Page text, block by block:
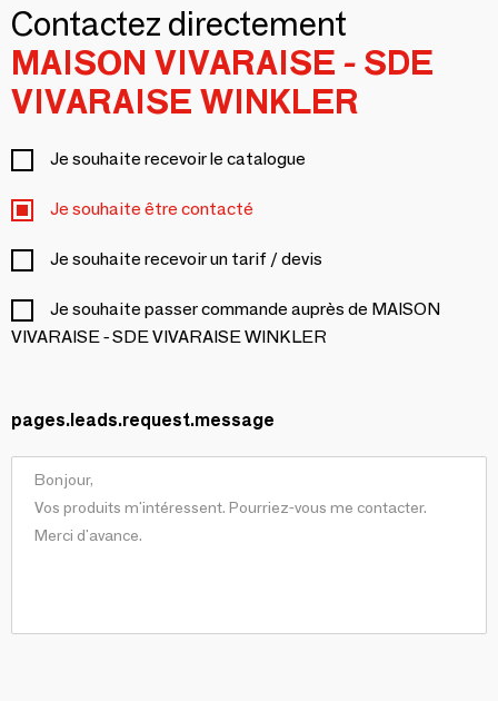
Contactez directement
MAISON VIVARAISE - SDE
VIVARAISE WINKLER
Je souhaite recevoir le catalogue
Je souhaite être contacté
Je souhaite recevoir un tarif / devis
Je souhaite passer commande auprès de MAISON
VIVARAISE - SDE VIVARAISE WINKLER
pages.leads.request.message